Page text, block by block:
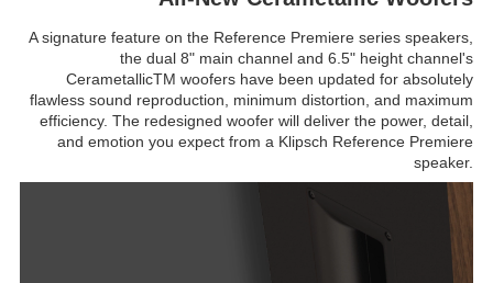
A signature feature on the Reference Premiere series speakers,
the dual 8" main channel and 6.5" height channel's
CerametallicTM woofers have been updated for absolutely
flawless sound reproduction, minimum distortion, and maximum
efficiency. The redesigned woofer will deliver the power, detail,
and emotion you expect from a Klipsch Reference Premiere
speaker.